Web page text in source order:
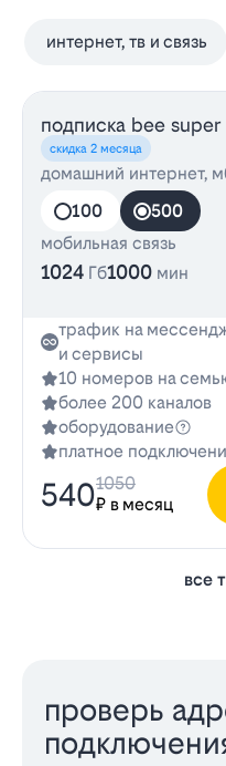
интернет, тв и связь
подписка bee
скидка 2 месяца
домашний интернет,
100
500
мобильная связь
1024 Гб1000 мин
трафик на
и сервисы
10 номеров на
более 200 каналов
оборудование
платное
540₽ в месяц
1050
все
проверь адрес